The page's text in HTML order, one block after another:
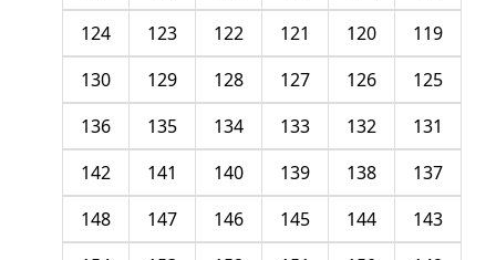
119
120
121
122
123
124
125
126
127
128
129
130
131
132
133
134
135
136
137
138
139
140
141
142
143
144
145
146
147
148